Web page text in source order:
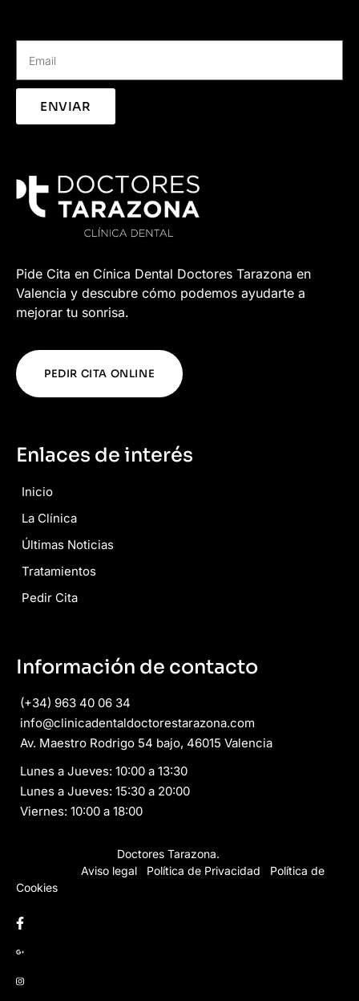
ENVIAR
Pide Cita en Cínica Dental Doctores Tarazona en
Valencia y descubre cómo podemos ayudarte a
mejorar tu sonrisa.
PEDIR CITA ONLINE
Enlaces de interés
Inicio
La Clínica
Últimas Noticias
Tratamientos
Pedir Cita
Información de contacto
(+34) 963 40 06 34
info@clinicadentaldoctorestarazona.com
Av. Maestro Rodrigo 54 bajo, 46015 Valencia
Lunes a Jueves: 10:00 a 13:30
Lunes a Jueves: 15:30 a 20:00
Viernes: 10:00 a 18:00
Doctores Tarazona.
Aviso legal Política de Privacidad
Política de
Cookies